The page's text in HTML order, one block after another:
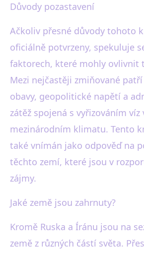
Důvody pozastavení
Ačkoliv přesné důvody tohoto
oficiálně potvrzeny, spekuluje
faktorech, které mohly ovlivnit
Mezi nejčastěji zmiňované
obavy, geopolitické napětí a
zátěž spojená s vyřizováním víz
mezinárodním klimatu. Tento
také vnímán jako odpověď na
těchto zemí, které jsou v
zájmy.
Jaké země jsou zahrnuty?
Kromě Ruska a Íránu jsou na
země z různých částí světa.